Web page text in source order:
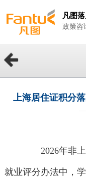
凡图
政策咨
上海居住证积分
2026年非上
就业评分办法中，